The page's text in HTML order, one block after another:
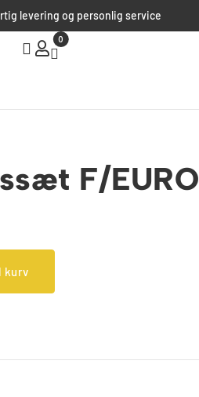
levering og personlig service
0
F/EURO
kurv